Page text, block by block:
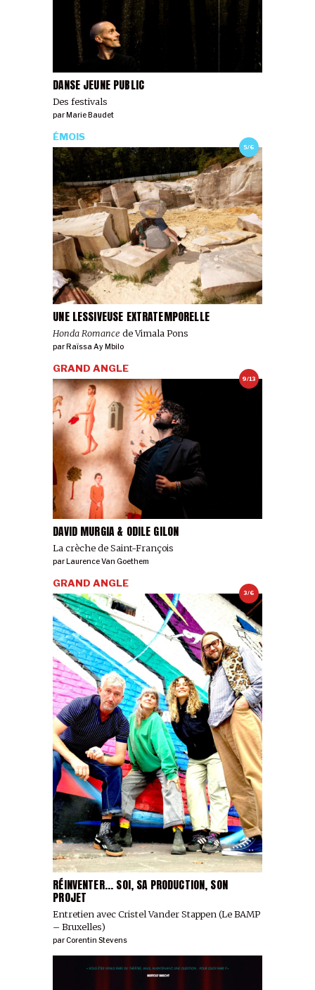
DANSE JEUNE PUBLIC
Des festivals
par Marie Baudet
5/6
UNE LESSIVEUSE EXTRATEMPORELLE
Honda Romance de Vimala Pons
ÉMOIS
par Raïssa Ay Mbilo
9/13
DAVID MURGIA & ODILE GILON
La crèche de Saint-François
GRAND ANGLE
parLaurence Van Goethem
3/6
RÉINVENTER... SOI, SA PRODUCTION, SON
PROJET
Entretien avec Cristel Vander Stappen (Le BAMP
– Bruxelles)
GRAND ANGLE
parCorentin Stevens